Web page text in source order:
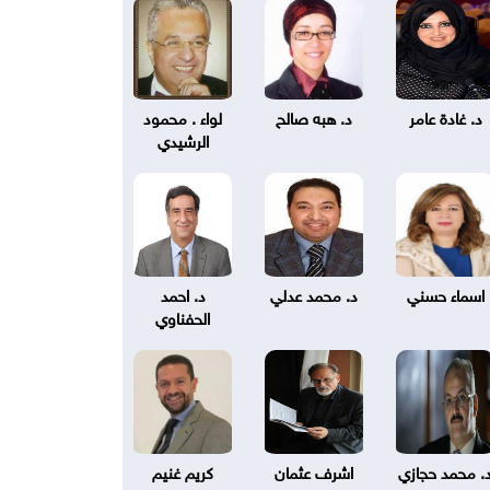
د. غادة عامر د. هبه صالح
لواء . محمود
الرشيدي
اسماء حسني د. محمد عدلي
د. احمد
الحفناوي
محمد حجازي اشرف عثمان كريم غنيم